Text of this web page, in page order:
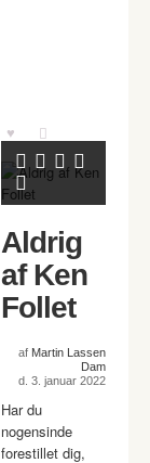
Aldrig
af Ken
Follet
af Martin Lassen
Dam
d. 3. januar 2022
Har du
nogensinde
forestillet dig,